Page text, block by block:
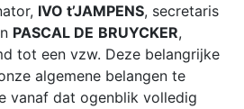
IVO t’JAMPENS, secretaris
PASCAL DE BRUYCKER,
tot een vzw. Deze belangrijke
algemene belangen te
vanaf dat ogenblik volledig